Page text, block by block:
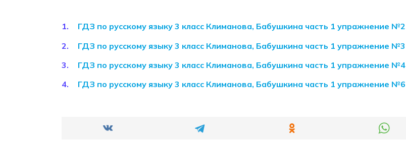
ГДЗ по русскому языку 3 класс Климанова, Бабушкина часть 1 упражнение №2
ГДЗ по русскому языку 3 класс Климанова, Бабушкина часть 1 упражнение №3
ГДЗ по русскому языку 3 класс Климанова, Бабушкина часть 1 упражнение №4
ГДЗ по русскому языку 3 класс Климанова, Бабушкина часть 1 упражнение №6